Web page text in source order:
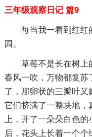
三年级观察日记 篇9
每当我一看到红红
园。
草莓不是长在树上
春风一吹，万物都复
了，那卵状的三瓣叶又
它们挤满了一整块地，
上，开了一朵朵白色
后，花头上长着一个